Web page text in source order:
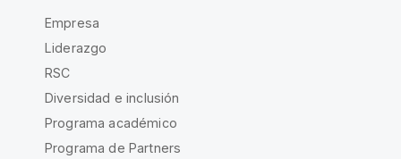
Empresa
Liderazgo
RSC
Diversidad e inclusión
Programa académico
Programa de Partners